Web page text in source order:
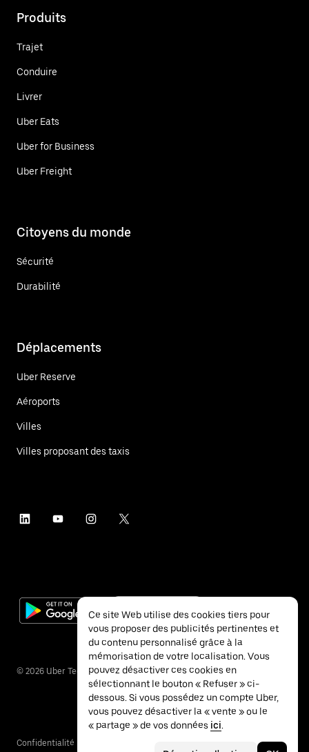
Produits
Trajet
Conduire
Livrer
Uber Eats
Uber for Business
Uber Freight
Citoyens du monde
Sécurité
Durabilité
Déplacements
Uber Reserve
Aéroports
Villes
Villes proposant des taxis
© 2026 Uber Technologies Inc.
Confidentialité
Ce site Web utilise des cookies tiers pour
vous proposer des publicités pertinentes et
du contenu personnalisé grâce à la
mémorisation de votre localisation. Vous
pouvez désactiver ces cookies en
sélectionnant le bouton « Refuser » ci-
dessous. Si vous possédez un compte Uber,
vous pouvez désactiver la « vente » ou le
« partage » de vos données ici.